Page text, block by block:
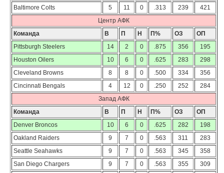
Baltimore Colts
5 11 0 .313 239
421
Центр АФК
Команда
В П Н П% ОЗ
ОП
Pittsburgh Steelers
14 2 0 .875 356
195
Houston Oilers
10 6 0 .625 283
298
Cleveland Browns
8 8 0 .500 334
356
Cincinnati Bengals
4 12 0 .250 252
284
Запад АФК
Команда
В П Н П% ОЗ
ОП
Denver Broncos
10 6 0 .625 282
198
Oakland Raiders
9 7 0 .563 311
283
Seattle Seahawks
9 7 0 .563 345
358
San Diego Chargers
9 7 0 .563 355
309